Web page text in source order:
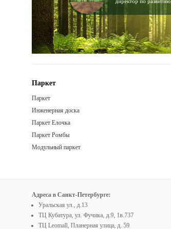
Паркет
Паркет
Инженерная доска
Паркет Елочка
Паркет Ромбы
Модульный паркет
Адреса в Санкт-Петербурге:
Уральская ул., д.13
ТЦ Кубатура, ул. Фучика, д.9, 1в.737
ТЦ Leomall, Планерная улица, д. 59